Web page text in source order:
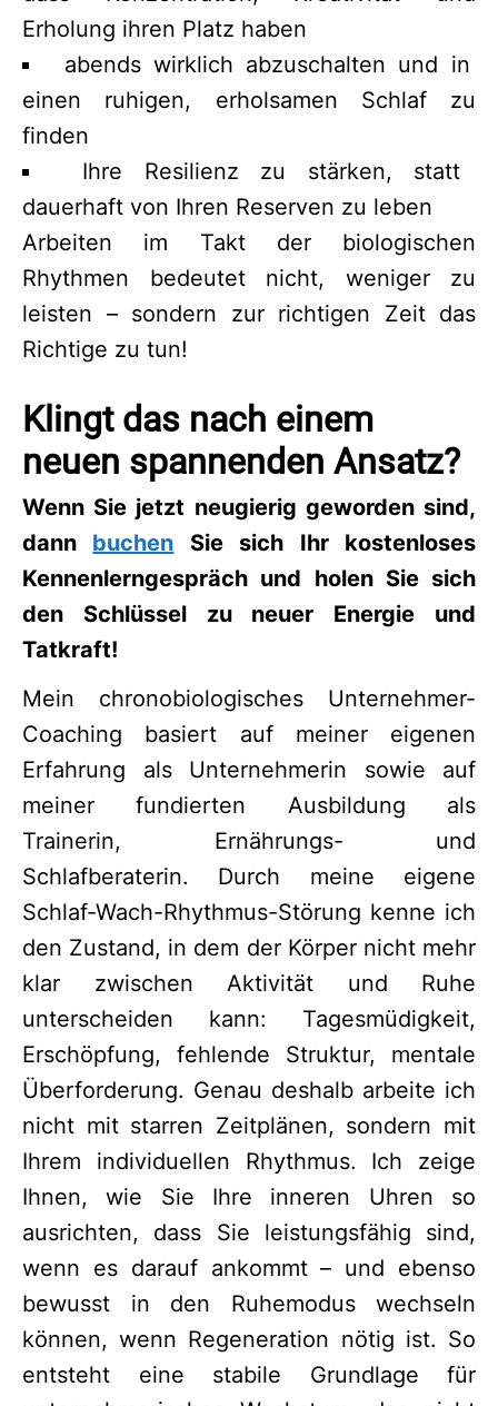
Erholung ihren Platz haben
abends wirklich abzuschalten und in
einen ruhigen, erholsamen Schlaf zu
finden
Ihre Resilienz zu stärken, statt
dauerhaft von Ihren Reserven zu leben
Arbeiten im Takt der biologischen
Rhythmen bedeutet nicht, weniger zu
leisten – sondern zur richtigen Zeit das
Richtige zu tun!
Klingt das nach einem
neuen spannenden Ansatz?
Wenn Sie jetzt neugierig geworden sind,
dann buchen Sie sich Ihr kostenloses
Kennenlerngespräch und holen Sie sich
den Schlüssel zu neuer Energie und
Tatkraft!
Mein chronobiologisches Unternehmer-
Coaching basiert auf meiner eigenen
Erfahrung als Unternehmerin sowie auf
meiner fundierten Ausbildung als
Trainerin, Ernährungs- und
Schlafberaterin. Durch meine eigene
Schlaf-Wach-Rhythmus-Störung kenne ich
den Zustand, in dem der Körper nicht mehr
klar zwischen Aktivität und Ruhe
unterscheiden kann: Tagesmüdigkeit,
Erschöpfung, fehlende Struktur, mentale
Überforderung. Genau deshalb arbeite ich
nicht mit starren Zeitplänen, sondern mit
Ihrem individuellen Rhythmus. Ich zeige
Ihnen, wie Sie Ihre inneren Uhren so
ausrichten, dass Sie leistungsfähig sind,
wenn es darauf ankommt – und ebenso
bewusst in den Ruhemodus wechseln
können, wenn Regeneration nötig ist. So
entsteht eine stabile Grundlage für